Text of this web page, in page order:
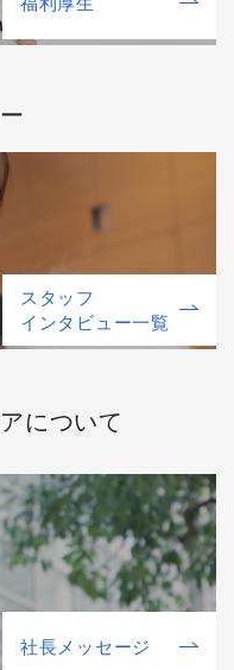
スタッフ
インタビュー一覧
アについて
社⻑メッセージ